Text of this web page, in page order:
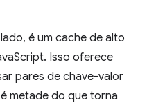
é um cache de alto
Isso oferece
pares de chave-valor
metade do que torna